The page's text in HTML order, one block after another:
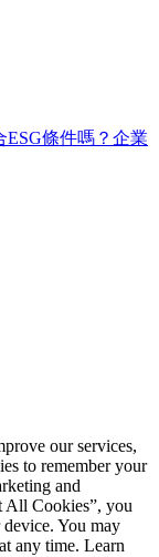
條件嗎？企業
our services,
to remember your
and
All Cookies”, you
device. You may
any time. Learn